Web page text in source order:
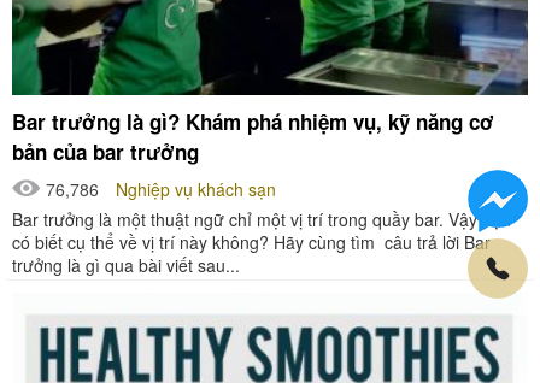
Bar trưởng là gì? Khám phá nhiệm vụ, kỹ năng cơ
bản của bar trưởng
76,786
Nghiệp vụ khách sạn
Bar trưởng là một thuật ngữ chỉ một vị trí trong quầy bar. Vậy bạn
có biết cụ thể về vị trí này không? Hãy cùng tìm câu trả lời Bar
trưởng là gì qua bài viết sau...